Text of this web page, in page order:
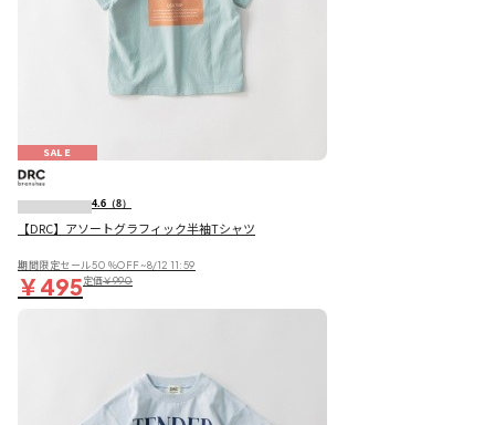
SALE
4.6 （8）
【DRC】アソートグラフィック半袖Tシャツ
期間限定セール50％OFF~8/12 11:59
￥495定価￥990